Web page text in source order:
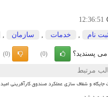
12:36:51
نام خدمات سازمان
پسندید؟ (0)
(0)
مرتبط
جایگاه و شفاف سازی عملکرد صندوق کارآفرینی امید